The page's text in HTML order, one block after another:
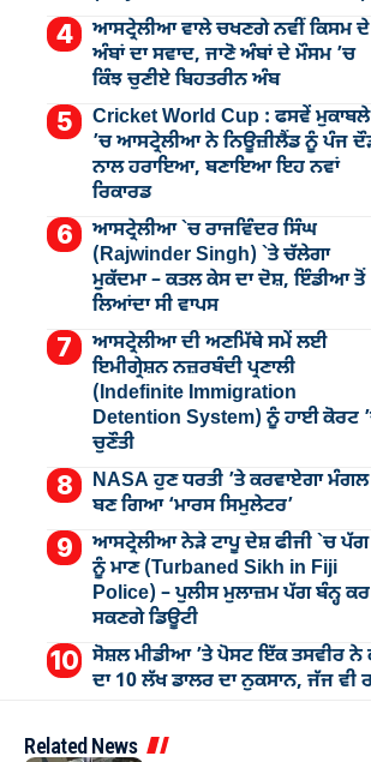
ਆਸਟ੍ਰੇਲੀਆ ਵਾਲੇ ਚਖਣਗੇ ਨਵੀਂ ਕਿਸਮ ਦੇ
ਅੰਬਾਂ ਦਾ ਸਵਾਦ, ਜਾਣੋ ਅੰਬਾਂ ਦੇ ਮੌਸਮ ’ਚ
ਕਿੰਝ ਚੁਣੀਏ ਬਿਹਤਰੀਨ ਅੰਬ
Cricket World Cup : ਫਸਵੇਂ ਮੁਕਾਬਲੇ
’ਚ ਆਸਟ੍ਰੇਲੀਆ ਨੇ ਨਿਊਜ਼ੀਲੈਂਡ ਨੂੰ ਪੰਜ
ਨਾਲ ਹਰਾਇਆ, ਬਣਾਇਆ ਇਹ ਨਵਾਂ
ਰਿਕਾਰਡ
ਆਸਟ੍ਰੇਲੀਆ `ਚ ਰਾਜਵਿੰਦਰ ਸਿੰਘ
(Rajwinder Singh) `ਤੇ ਚੱਲੇਗਾ
ਮੁੁਕੱਦਮਾ – ਕਤਲ ਕੇਸ ਦਾ ਦੋਸ਼, ਇੰਡੀਆ ਤੋਂ
ਲਿਆਂਦਾ ਸੀ ਵਾਪਸ
ਆਸਟ੍ਰੇਲੀਆ ਦੀ ਅਣਮਿੱਥੇ ਸਮੇਂ ਲਈ
ਇਮੀਗ੍ਰੇਸ਼ਨ ਨਜ਼ਰਬੰਦੀ ਪ੍ਰਣਾਲੀ
(Indefinite Immigration
Detention System) ਨੂੰ ਹਾਈ ਕੋਰਟ
ਚੁਣੌਤੀ
NASA ਹੁਣ ਧਰਤੀ ’ਤੇ ਕਰਵਾਏਗਾ ਮੰਗਲ
ਬਣ ਗਿਆ ‘ਮਾਰਸ ਸਿਮੁਲੇਟਰ’
ਆਸਟ੍ਰੇਲੀਆ ਨੇੜੇ ਟਾਪੂ ਦੇਸ਼ ਫੀਜੀ `ਚ ਪੱਗ
ਨੂੰ ਮਾਣ (Turbaned Sikh in Fiji
Police) – ਪੁਲੀਸ ਮੁਲਾਜ਼ਮ ਪੱਗ ਬੰਨ੍ਹ ਕਰ
ਸਕਣਗੇ ਡਿਊਟੀ
ਸੋਸ਼ਲ ਮੀਡੀਆ ’ਤੇ ਪੋਸਟ ਇੱਕ ਤਸਵੀਰ
ਦਾ 10 ਲੱਖ ਡਾਲਰ ਦਾ ਨੁਕਸਾਨ, ਜੱਜ ਵੀ
Related News